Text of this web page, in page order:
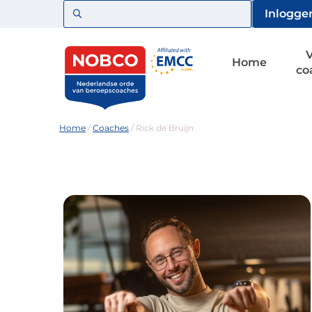
Zoeken
Home
Home /Coaches / Rick de Bruijn